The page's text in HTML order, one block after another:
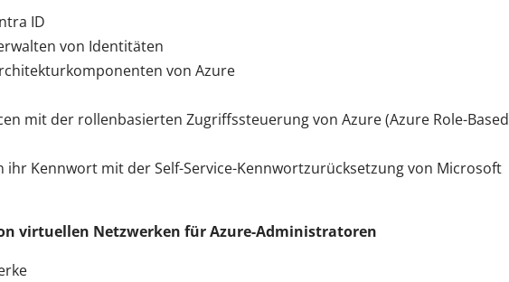
ID
von Identitäten
von Azure
mit der rollenbasierten Zugriffssteuerung von Azure (Azure Role-Based
ihr Kennwort mit der Self-Service-Kennwortzurücksetzung von Microsoft
virtuellen Netzwerken für Azure-Administratoren